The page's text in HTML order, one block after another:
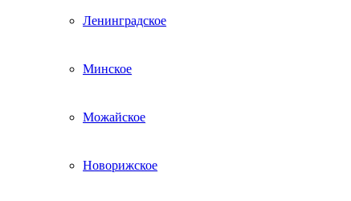
Ленинградское
Минское
Можайское
Новорижское